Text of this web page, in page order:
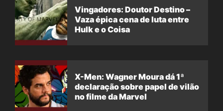
Vingadores: Doutor Destino –
Vaza épica cena de luta entre
Hulk e o Coisa
X-Men: Wagner Moura dá 1ª
declaração sobre papel de vilão
no filme da Marvel